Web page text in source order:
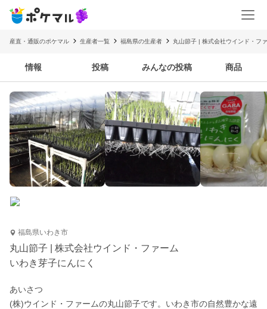
産直・通販のポケマル 生産者一覧 福島県の生産者 丸山節子 | 株式会社ウインド・フ
情報 投稿 みんなの投稿 商品
福島県いわき市
丸山節子 | 株式会社ウインド・ファーム
いわき芽子にんにく
あいさつ
(株)ウインド・ファームの丸山節子です。いわき市の自然豊かな遠